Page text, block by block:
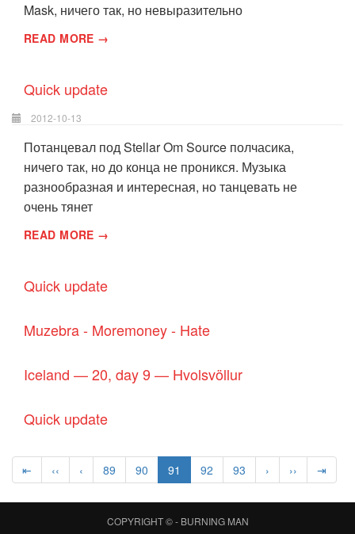
Mask, ничего так, но невыразительно
READ MORE →
Quick update
2012-10-13
Потанцевал под Stellar Om Source полчасика,
ничего так, но до конца не проникся. Музыка
разнообразная и интересная, но танцевать не
очень тянет
READ MORE →
Quick update
Muzebra - Moremoney - Hate
Iceland — 20, day 9 — Hvolsvöllur
Quick update
⇤ ‹‹ ‹ 89 90 91 92 93 › ›› ⇥
COPYRIGHT © - BURNING MAN